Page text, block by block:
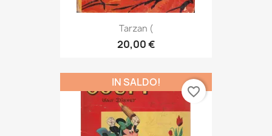
Tarzan (
20,00 €
IN SALDO!
favorite_border